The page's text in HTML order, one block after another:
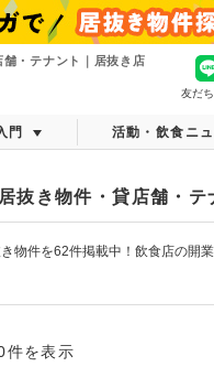
・テナント｜居抜き店
友だ
門 活動・飲食ニ
抜き物件・貸店舗・テ
物件を62件掲載中！飲食店の開
件を表示